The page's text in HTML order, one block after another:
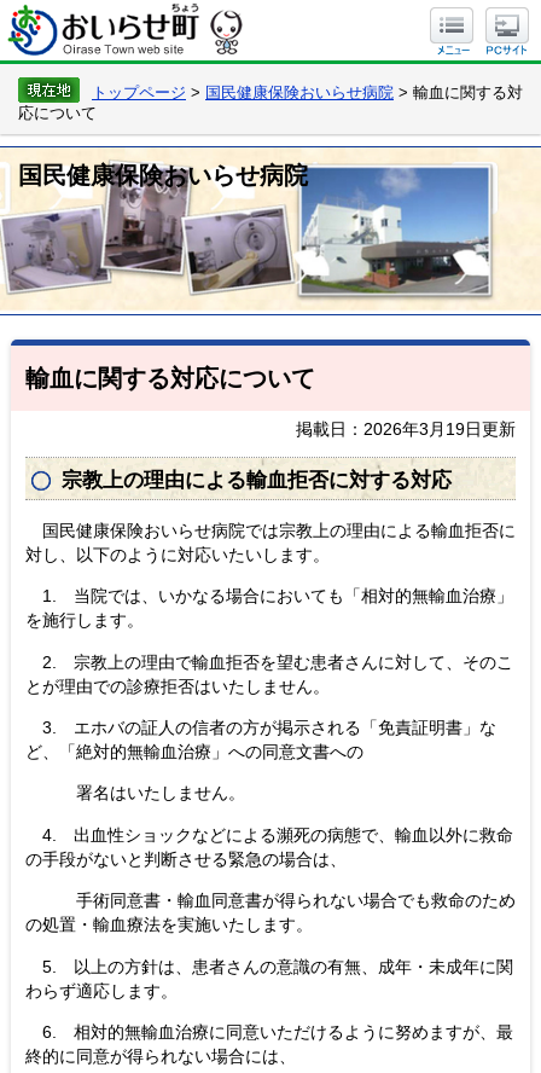
トップページ > 国民健康保険おいらせ病院 > 輸血に関する対
応について
国民健康保険おいらせ病院
輸血に関する対応について
掲載日：2026年3月19日更新
宗教上の理由による輸血拒否に対する対応
国民健康保険おいらせ病院では宗教上の理由による輸血拒否に
対し、以下のように対応いたいします。
1. 当院では、いかなる場合においても「相対的無輸血治療」
を施行します。
2. 宗教上の理由で輸血拒否を望む患者さんに対して、そのこ
とが理由での診療拒否はいたしません。
3. エホバの証人の信者の方が掲示される「免責証明書」な
ど、「絶対的無輸血治療」への同意文書への
署名はいたしません。
4. 出血性ショックなどによる瀕死の病態で、輸血以外に救命
の手段がないと判断させる緊急の場合は、
手術同意書・輸血同意書が得られない場合でも救命のため
の処置・輸血療法を実施いたします。
5. 以上の方針は、患者さんの意識の有無、成年・未成年に関
わらず適応します。
6. 相対的無輸血治療に同意いただけるように努めますが、最
終的に同意が得られない場合には、